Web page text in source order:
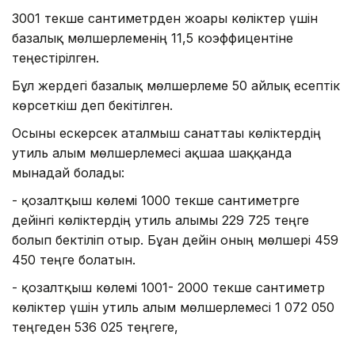
3001 текше сантиметрден жоғары көліктер үшін
базалық мөлшерлеменің 11,5 коэффицентіне
теңестірілген.
Бұл жердегі базалық мөлшерлеме 50 айлық есептік
көрсеткіш деп бекітілген.
Осыны ескерсек аталмыш санаттағы көліктердің
утиль алым мөлшерлемесі ақшаға шаққанда
мынадай болады:
- қозғалтқыш көлемі 1000 текше сантиметрге
дейінгі көліктердің утиль алымы 229 725 теңге
болып бектіліп отыр. Бұған дейін оның мөлшері 459
450 теңге болатын.
- қозғалтқыш көлемі 1001- 2000 текше сантиметр
көліктер үшін утиль алым мөлшерлемесі 1 072 050
теңгеден 536 025 теңгеге,